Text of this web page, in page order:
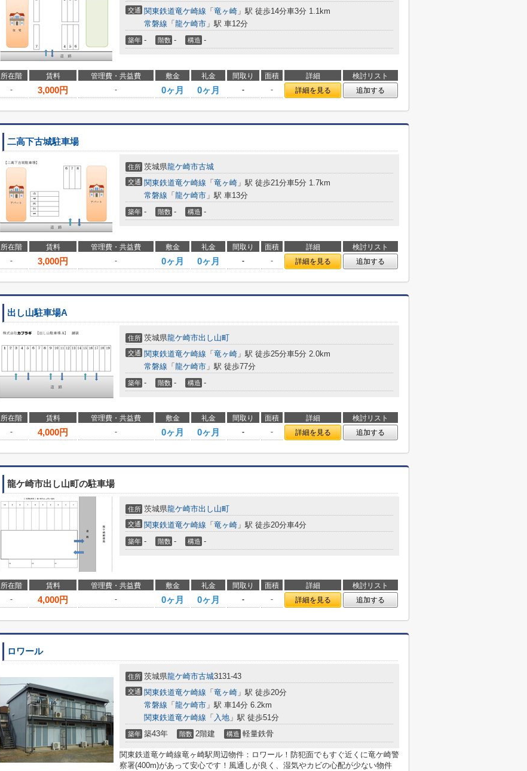
交通 関東鉄道竜ケ崎線 「 竜ヶ崎 」駅 徒歩14分車3分 1.1km
常磐線 「 龍ケ崎市 」駅 車12分
築年 - 階数 - 構造 -
所在階 賃料 管理費・共益費 敷金 礼金 間取り 面積 詳細
検討リスト
-
3,000円 - 0ヶ月 0ヶ月 - - 詳細を見る 追加する
二高下古城駐車場
住所 茨城県龍ケ崎市古城
交通 関東鉄道竜ケ崎線 「 竜ヶ崎 」駅 徒歩21分車5分 1.7km
常磐線 「 龍ケ崎市 」駅 車13分
築年 - 階数 - 構造 -
所在階 賃料 管理費・共益費 敷金 礼金 間取り 面積 詳細
検討リスト
-
3,000円 - 0ヶ月 0ヶ月 - - 詳細を見る 追加する
出し山駐車場A
住所 茨城県龍ケ崎市出し山町
交通 関東鉄道竜ケ崎線 「 竜ヶ崎 」駅 徒歩25分車5分 2.0km
常磐線 「 龍ケ崎市 」駅 徒歩77分
築年 - 階数 - 構造 -
所在階 賃料 管理費・共益費 敷金 礼金 間取り 面積 詳細
検討リスト
-
4,000円 - 0ヶ月 0ヶ月 - - 詳細を見る 追加する
龍ケ崎市出し山町の駐車場
住所 茨城県龍ケ崎市出し山町
交通 関東鉄道竜ケ崎線 「 竜ヶ崎 」駅 徒歩20分車4分
築年 - 階数 - 構造 -
所在階 賃料 管理費・共益費 敷金 礼金 間取り 面積 詳細
検討リスト
-
4,000円 - 0ヶ月 0ヶ月 - - 詳細を見る 追加する
ロワール
住所 茨城県龍ケ崎市古城3131-43
交通 関東鉄道竜ケ崎線 「 竜ヶ崎 」駅 徒歩20分
常磐線 「 龍ケ崎市 」駅 車14分 6.2km
関東鉄道竜ケ崎線 「 入地 」駅 徒歩51分
築年 築43年 階数 2階建 構造 軽量鉄骨
関東鉄道竜ケ崎線竜ヶ崎駅周辺物件：ロワール！防犯面でもすぐ近くに竜ケ崎警
察署(400m)があって安心です！風通しが良く、湿気やカビの心配が少ない物件